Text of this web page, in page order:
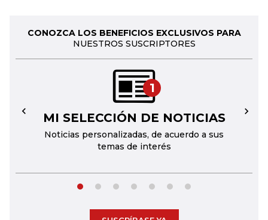
CONOZCA LOS BENEFICIOS EXCLUSIVOS PARA
NUESTROS SUSCRIPTORES
1
MI SELECCIÓN DE NOTICIAS
Noticias personalizadas, de acuerdo a sus
temas de interés
← →